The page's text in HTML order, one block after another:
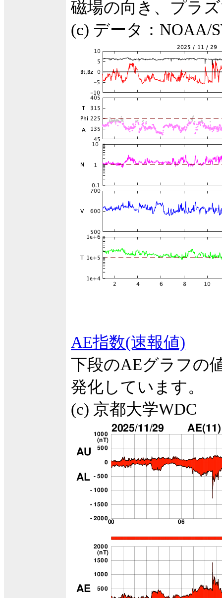
磁場の向き、プラ
(c) データ：NOAA/
AE指数(速報値)
下段のAEグラフの
発化しています。
(c) 京都大学WDC